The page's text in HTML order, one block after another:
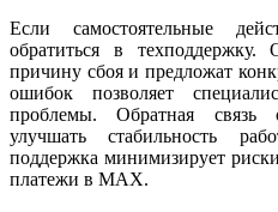
Если самостоятельные
обратиться в техподдержку.
причину сбоя и предложат
ошибок позволяет
проблемы. Обратная связь
улучшать стабильность
поддержка минимизирует
платежи в MAX.